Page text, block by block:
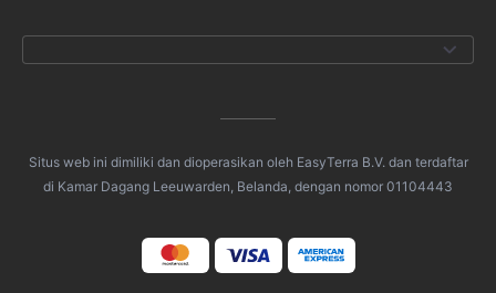
Situs web ini dimiliki dan dioperasikan oleh EasyTerra B.V. dan terdaftar
di Kamar Dagang Leeuwarden, Belanda, dengan nomor 01104443